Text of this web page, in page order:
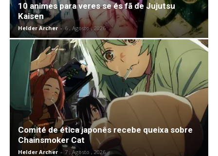
10 animes para veres se és fã de Jujutsu
Kaisen
Helder Archer - 6 , Agosto , 2026
Comité de ética japonês recebe queixa sobre
Chainsmoker Cat
Helder Archer - 7 , Agosto , 2026